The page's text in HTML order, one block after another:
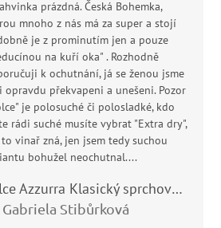
prázdná. Česká Bohemka,
mnoho z nás má za super a stojí
je z prominutím jen a pouze
na kuří oka" . Rozhodně
k ochutnání, já se ženou jsme
opravdu překvapeni a unešeni. Pozor
je polosuché či polosladké, kdo
rádi suché musíte vybrat "Extra dry",
vinař zná, jen jsem tedy suchou
bohužel neochutnal....
Felce Azzurra Klasický sprchový gel - doccia gel 400ml
produktu je 5 z 5 hvězdiček.
Gabriela Stibůrková